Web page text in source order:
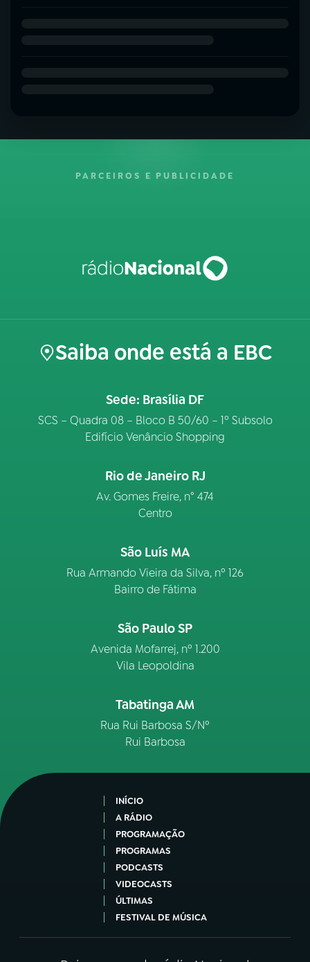
PARCEIROS E PUBLICIDADE
Saiba onde está a EBC
Sede: Brasília DF
SCS – Quadra 08 – Bloco B 50/60 – 1º Subsolo
Edifício Venâncio Shopping
Rio de Janeiro RJ
Av. Gomes Freire, n° 474
Centro
São Luís MA
Rua Armando Vieira da Silva, nº 126
Bairro de Fátima
São Paulo SP
Avenida Mofarrej, nº 1.200
Vila Leopoldina
Tabatinga AM
Rua Rui Barbosa S/Nº
Rui Barbosa
INÍCIO
A RÁDIO
PROGRAMAÇÃO
PROGRAMAS
PODCASTS
VIDEOCASTS
ÚLTIMAS
FESTIVAL DE MÚSICA